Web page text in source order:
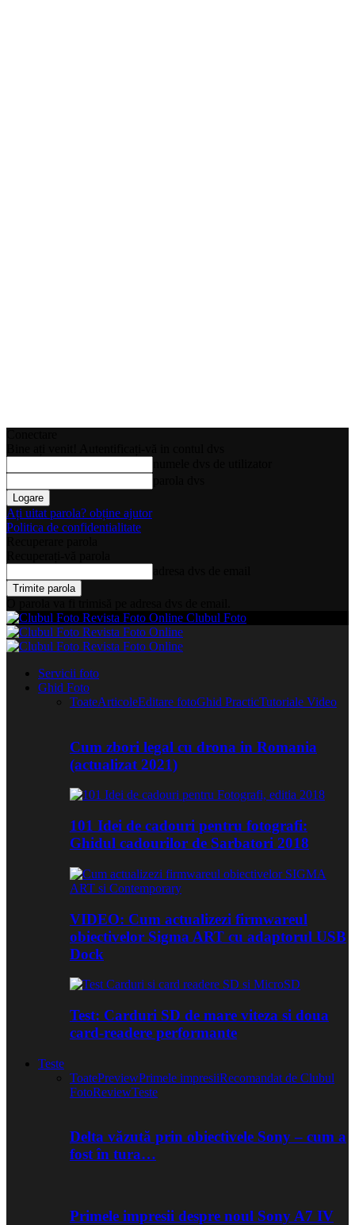
Ați uitat parola? obține ajutor
Politica de confidentialitate
Clubul Foto
Servicii foto
Ghid Foto
ToateArticoleEditare fotoGhid PracticTutoriale Video
Cum zbori legal cu drona in Romania
(actualizat 2021)
101 Idei de cadouri pentru fotografi:
Ghidul cadourilor de Sarbatori 2018
VIDEO: Cum actualizezi firmwareul
obiectivelor Sigma ART cu adaptorul USB
Dock
Test: Carduri SD de mare viteza si doua
card-readere performante
Teste
ToatePreviewPrimele impresiiRecomandat de Clubul
FotoReviewTeste
Delta văzută prin obiectivele Sony – cum a
fost în tura…
Primele impresii despre noul Sony A7 IV